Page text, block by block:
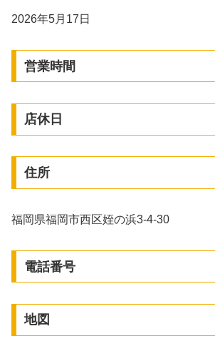
2026年5月17日
営業時間
店休日
住所
福岡県福岡市西区姪の浜3-4-30
電話番号
地図